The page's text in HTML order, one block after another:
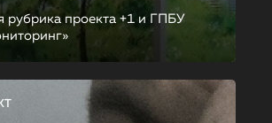
рубрика проекта +1 и ГПБУ